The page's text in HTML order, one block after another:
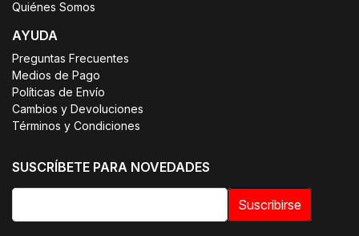
Quiénes Somos
AYUDA
Preguntas Frecuentes
Medios de Pago
Políticas de Envío
Cambios y Devoluciones
Términos y Condiciones
SUSCRÍBETE PARA NOVEDADES
Suscribirse